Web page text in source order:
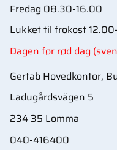
Fredag 08.30-16.00
Lukket til frokost
Dagen før rød dag
Gertab Hovedkontor,
Ladugårdsvägen 5
234 35 Lomma
040-416400